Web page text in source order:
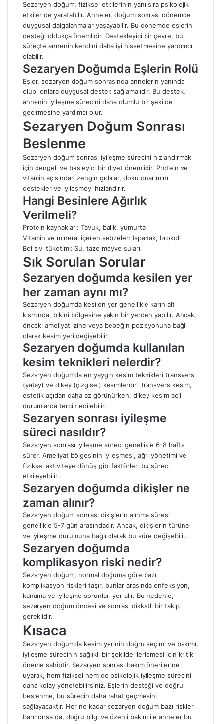
Sezaryen doğum, fiziksel etkilerinin yanı sıra psikolojik
etkiler de yaratabilir. Anneler, doğum sonrası dönemde
duygusal dalgalanmalar yaşayabilir. Bu dönemde eşlerin
desteği oldukça önemlidir. Destekleyici bir çevre, bu
süreçte annenin kendini daha iyi hissetmesine yardımcı
olabilir.
Sezaryen Doğumda Eşlerin Rolü
Eşler, sezaryen doğum sonrasında annelerin yanında
olup, onlara duygusal destek sağlamalıdır. Bu destek,
annenin iyileşme sürecini daha olumlu bir şekilde
geçirmesine yardımcı olur.
Sezaryen Doğum Sonrası
Beslenme
Sezaryen doğum sonrası iyileşme sürecini hızlandırmak
için dengeli ve besleyici bir diyet önemlidir. Protein ve
vitamin açısından zengin gıdalar, doku onarımını
destekler ve iyileşmeyi hızlandırır.
Hangi Besinlere Ağırlık
Verilmeli?
Protein kaynakları: Tavuk, balık, yumurta
Vitamin ve mineral içeren sebzeler: Ispanak, brokoli
Bol sıvı tüketimi: Su, taze meyve suları
Sık Sorulan Sorular
Sezaryen doğumda kesilen yer
her zaman aynı mı?
Sezaryen doğumda kesilen yer genellikle karın alt
kısmında, bikini bölgesine yakın bir yerden yapılır. Ancak,
önceki ameliyat izine veya bebeğin pozisyonuna bağlı
olarak kesim yeri değişebilir.
Sezaryen doğumda kullanılan
kesim teknikleri nelerdir?
Sezaryen doğumda en yaygın kesim teknikleri transvers
(yatay) ve dikey (çizgisel) kesimlerdir. Transvers kesim,
estetik açıdan daha az görünürken, dikey kesim acil
durumlarda tercih edilebilir.
Sezaryen sonrası iyileşme
süreci nasıldır?
Sezaryen sonrası iyileşme süreci genellikle 6-8 hafta
sürer. Ameliyat bölgesinin iyileşmesi, ağrı yönetimi ve
fiziksel aktiviteye dönüş gibi faktörler, bu süreci
etkileyebilir.
Sezaryen doğumda dikişler ne
zaman alınır?
Sezaryen doğum sonrası dikişlerin alınma süresi
genellikle 5-7 gün arasındadır. Ancak, dikişlerin türüne
ve iyileşme durumuna bağlı olarak bu süre değişebilir.
Sezaryen doğumda
komplikasyon riski nedir?
Sezaryen doğum, normal doğuma göre bazı
komplikasyon riskleri taşır, bunlar arasında enfeksiyon,
kanama ve iyileşme sorunları yer alır. Bu nedenle,
sezaryen doğum öncesi ve sonrası dikkatli bir takip
gereklidir.
Kısaca
Sezaryen doğumda kesim yerinin doğru seçimi ve bakımı,
iyileşme sürecinin sağlıklı bir şekilde ilerlemesi için kritik
öneme sahiptir. Sezaryen sonrası bakım önerilerine
uyarak, hem fiziksel hem de psikolojik iyileşme sürecini
daha kolay yönetebilirsiniz. Eşlerin desteği ve doğru
beslenme, bu sürecin daha rahat geçmesini
sağlayacaktır. Her ne kadar sezaryen doğum bazı riskler
barındırsa da, doğru bilgi ve özenli bakım ile anneler bu